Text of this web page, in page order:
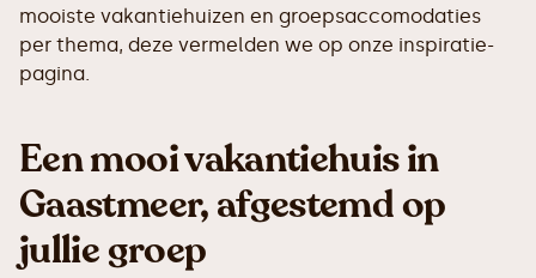
mooiste vakantiehuizen en groepsaccomodaties
per thema, deze vermelden we op onze inspiratie-
pagina.
Een mooi vakantiehuis in
Gaastmeer, afgestemd op
jullie groep